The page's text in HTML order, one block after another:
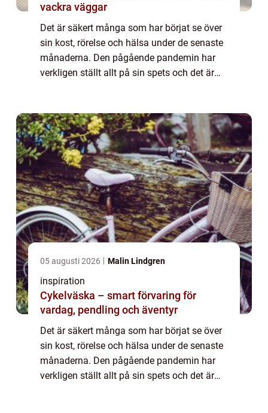
vackra väggar
Det är säkert många som har börjat se över
sin kost, rörelse och hälsa under de senaste
månaderna. Den pågående pandemin har
verkligen ställt allt på sin spets och det är
05 augusti 2026 Malin Lindgren
inspiration
Cykelväska – smart förvaring för
vardag, pendling och äventyr
Det är säkert många som har börjat se över
sin kost, rörelse och hälsa under de senaste
månaderna. Den pågående pandemin har
verkligen ställt allt på sin spets och det är